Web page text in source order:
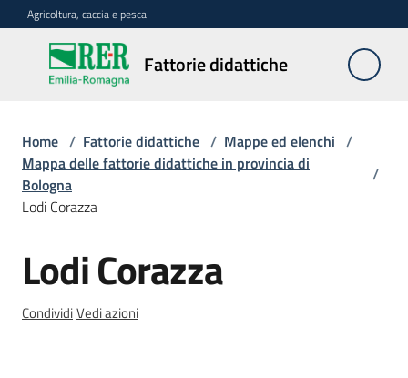
Vai al contenuto
Vai alla navigazione
Vai al footer
Agricoltura, caccia e pesca
Fattorie didattiche
Fattorie
didattiche
Trova
sulla
mappa
Requisiti
necessari
Corsi
Home / Fattorie didattiche / Mappe ed elenchi /
Mappa delle fattorie didattiche in provincia di
Bologna
/
Lodi Corazza
Salta al contenuto
Lodi Corazza
CondividiVedi azioni